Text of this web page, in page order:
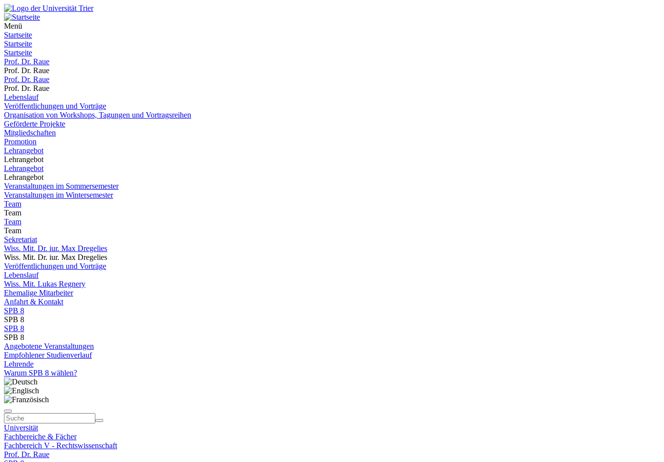
Menü
Startseite
Startseite
Startseite
Prof. Dr. Raue
Prof. Dr. Raue
Prof. Dr. Raue
Prof. Dr. Raue
Lebenslauf
Veröffentlichungen und Vorträge
Organisation von Workshops, Tagungen und Vortragsreihen
Geförderte Projekte
Mitgliedschaften
Promotion
Lehrangebot
Lehrangebot
Lehrangebot
Lehrangebot
Veranstaltungen im Sommersemester
Veranstaltungen im Wintersemester
Team
Team
Team
Team
Sekretariat
Wiss. Mit. Dr. iur. Max Dregelies
Wiss. Mit. Dr. iur. Max Dregelies
Veröffentlichungen und Vorträge
Lebenslauf
Wiss. Mit. Lukas Regnery
Ehemalige Mitarbeiter
Anfahrt & Kontakt
SPB 8
SPB 8
SPB 8
SPB 8
Angebotene Veranstaltungen
Empfohlener Studienverlauf
Lehrende
Warum SPB 8 wählen?
Universität
Fachbereiche & Fächer
Fachbereich V - Rechtswissenschaft
Prof. Dr. Raue